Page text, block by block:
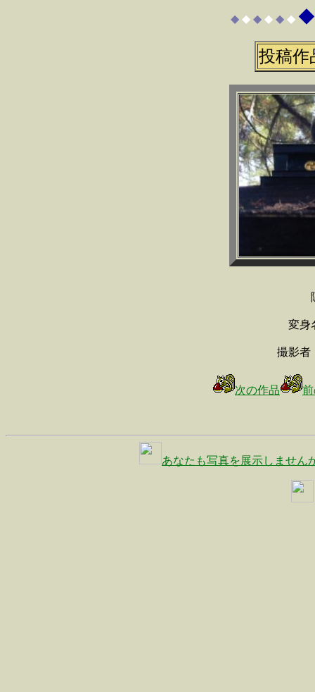
◆ ◆ ◆ ◆ ◆ ◆ ◆
投稿作
変身
撮影者
次の作品
あなたも写真を展示しません